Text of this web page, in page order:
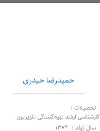
حمیدرضا حیدری
تحصیلات :
کارشناسی ارشد تهیه‌کنندگی تلویزیون
سال تولد : 1372